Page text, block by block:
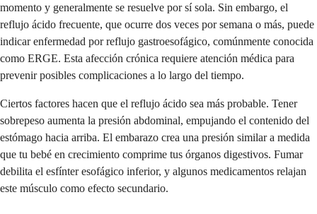
momento y generalmente se resuelve por sí sola. Sin embargo, el
reflujo ácido frecuente, que ocurre dos veces por semana o más, puede
indicar enfermedad por reflujo gastroesofágico, comúnmente conocida
como ERGE. Esta afección crónica requiere atención médica para
prevenir posibles complicaciones a lo largo del tiempo.
Ciertos factores hacen que el reflujo ácido sea más probable. Tener
sobrepeso aumenta la presión abdominal, empujando el contenido del
estómago hacia arriba. El embarazo crea una presión similar a medida
que tu bebé en crecimiento comprime tus órganos digestivos. Fumar
debilita el esfínter esofágico inferior, y algunos medicamentos relajan
este músculo como efecto secundario.